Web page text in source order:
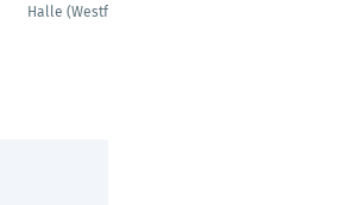
Halle (Westfalen)